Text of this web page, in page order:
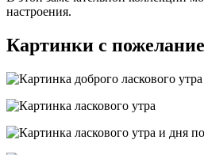
настроения.
Картинки с